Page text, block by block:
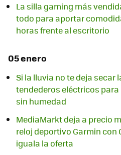
La silla gaming más
todo para aportar
horas frente al escritorio
05 enero
Si la lluvia no te deja secar
tendederos eléctricos
sin humedad
MediaMarkt deja a precio
reloj deportivo Garmin con
iguala la oferta